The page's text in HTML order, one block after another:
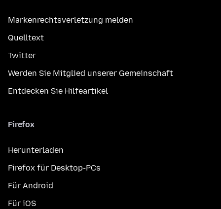
Markenrechtsverletzung melden
Quelltext
Twitter
Werden Sie Mitglied unserer Gemeinschaft
Entdecken Sie Hilfeartikel
Firefox
Herunterladen
Firefox für Desktop-PCs
Für Android
Für iOS